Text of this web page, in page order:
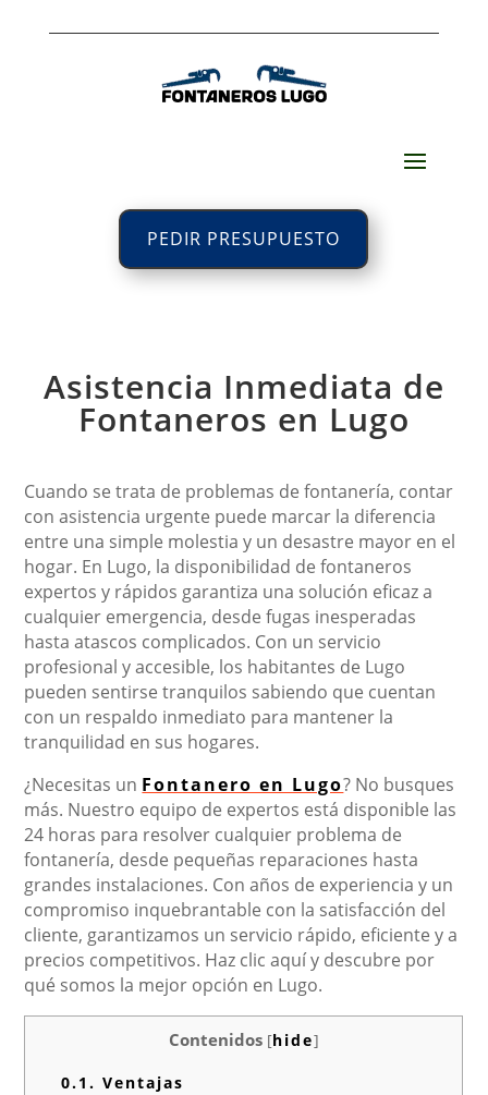
PEDIR PRESUPUESTO
Asistencia Inmediata de
Fontaneros en Lugo
Cuando se trata de problemas de fontanería, contar
con asistencia urgente puede marcar la diferencia
entre una simple molestia y un desastre mayor en el
hogar. En Lugo, la disponibilidad de fontaneros
expertos y rápidos garantiza una solución eficaz a
cualquier emergencia, desde fugas inesperadas
hasta atascos complicados. Con un servicio
profesional y accesible, los habitantes de Lugo
pueden sentirse tranquilos sabiendo que cuentan
con un respaldo inmediato para mantener la
tranquilidad en sus hogares.
¿Necesitas un Fontanero en Lugo? No busques
más. Nuestro equipo de expertos está disponible las
24 horas para resolver cualquier problema de
fontanería, desde pequeñas reparaciones hasta
grandes instalaciones. Con años de experiencia y un
compromiso inquebrantable con la satisfacción del
cliente, garantizamos un servicio rápido, eficiente y a
precios competitivos. Haz clic aquí y descubre por
qué somos la mejor opción en Lugo.
Contenidos [hide]
0.1. Ventajas